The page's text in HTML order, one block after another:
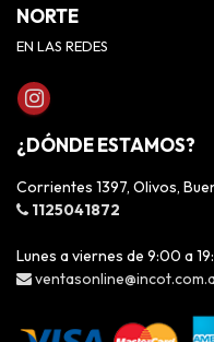
NORTE
EN LAS REDES
¿DÓNDE ESTAMOS?
Corrientes 1397, Olivos,
1125041872
Lunes a viernes de 9:00 a